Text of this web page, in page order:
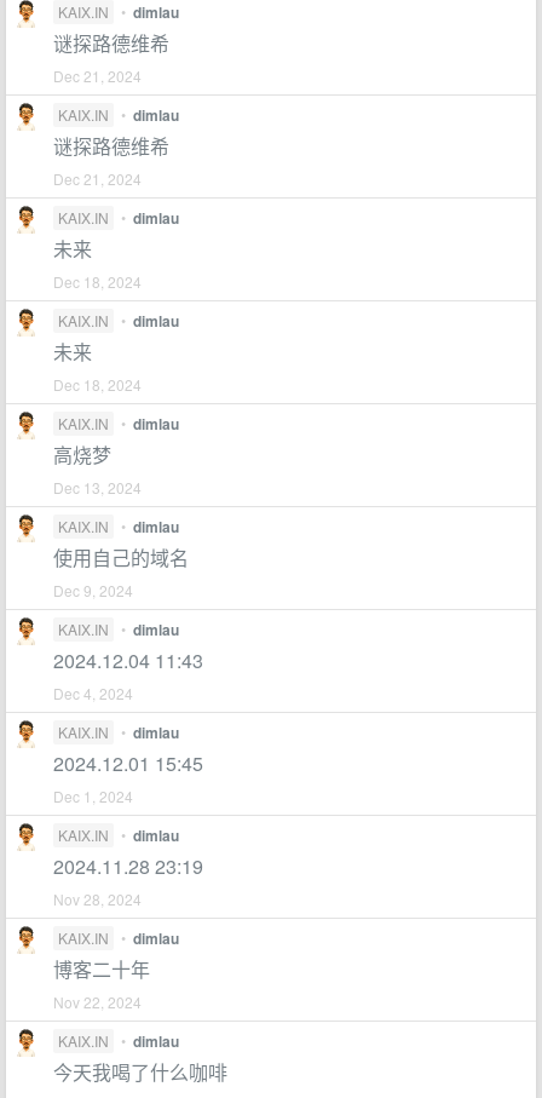
KAIX.IN
• dimlau
谜探路德维希
Dec 21, 2024
KAIX.IN
• dimlau
谜探路德维希
Dec 21, 2024
KAIX.IN
• dimlau
未来
Dec 18, 2024
KAIX.IN
• dimlau
未来
Dec 18, 2024
KAIX.IN
• dimlau
高烧梦
Dec 13, 2024
KAIX.IN
• dimlau
使用自己的域名
Dec 9, 2024
KAIX.IN
• dimlau
2024.12.04 11:43
Dec 4, 2024
KAIX.IN
• dimlau
2024.12.01 15:45
Dec 1, 2024
KAIX.IN
• dimlau
2024.11.28 23:19
Nov 28, 2024
KAIX.IN
• dimlau
博客二十年
Nov 22, 2024
KAIX.IN
• dimlau
今天我喝了什么咖啡